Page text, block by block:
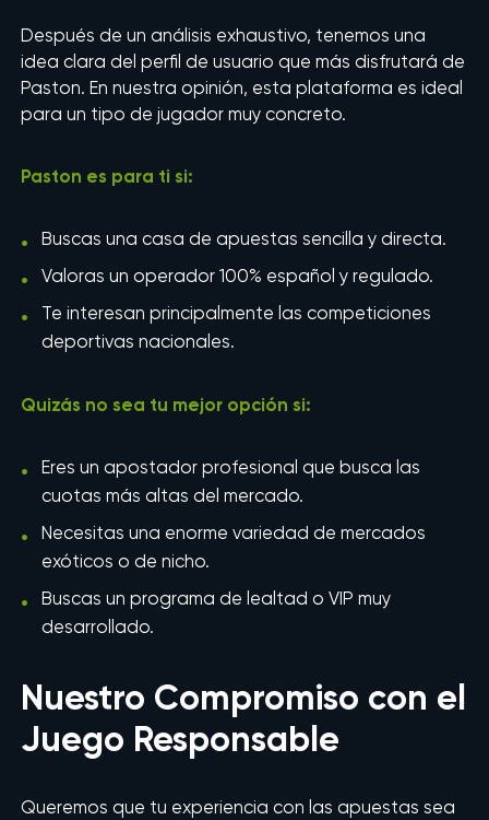
Después de un análisis exhaustivo, tenemos una
idea clara del perfil de usuario que más disfrutará de
Paston. En nuestra opinión, esta plataforma es ideal
para un tipo de jugador muy concreto.
Paston es para ti si:
Buscas una casa de apuestas sencilla y directa.
Valoras un operador 100% español y regulado.
Te interesan principalmente las competiciones
deportivas nacionales.
Quizás no sea tu mejor opción si:
Eres un apostador profesional que busca las
cuotas más altas del mercado.
Necesitas una enorme variedad de mercados
exóticos o de nicho.
Buscas un programa de lealtad o VIP muy
desarrollado.
Nuestro Compromiso con el
Juego Responsable
Queremos que tu experiencia con las apuestas sea